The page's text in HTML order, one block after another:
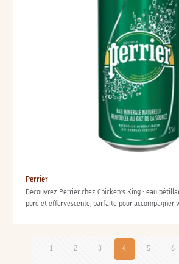
Perrier
Découvrez Perrier chez Chicken’s King : eau
pure et effervescente, parfaite pour accompagner
1 2 3 4 5 6